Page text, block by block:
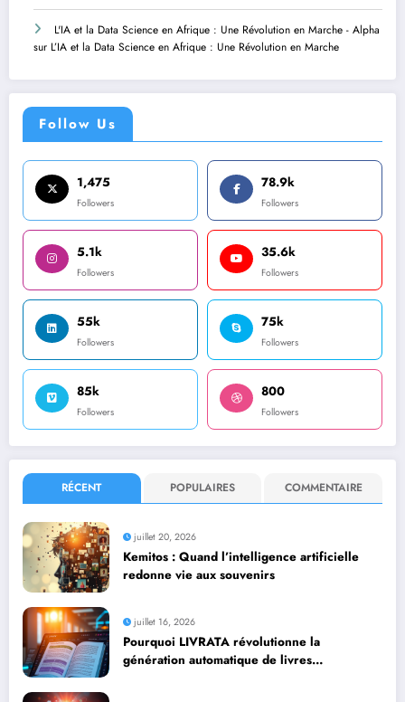
L'IA et la Data Science en Afrique : Une Révolution en Marche - Alpha
sur L’IA et la Data Science en Afrique : Une Révolution en Marche
Follow Us
1,475
Followers
78.9k
Followers
5.1k
Followers
35.6k
Followers
55k
Followers
75k
Followers
85k
Followers
800
Followers
RÉCENT POPULAIRES COMMENTAIRE
juillet 20, 2026
Kemitos : Quand l’intelligence artificielle
redonne vie aux souvenirs
juillet 16, 2026
Pourquoi LIVRATA révolutionne la
génération automatique de livres